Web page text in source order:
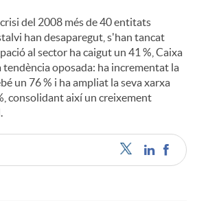
del 2008 més de 40 entitats
han desaparegut, s'han tancat
al sector ha caigut un 41 %, Caixa
tendència oposada: ha incrementat la
un 76 % i ha ampliat la seva xarxa
consolidant així un creixement